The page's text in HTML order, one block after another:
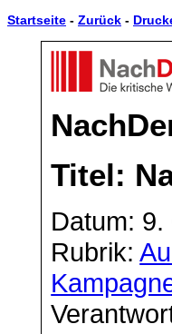
Startseite - Zurück -
Titel:
Datum:
Rubrik: